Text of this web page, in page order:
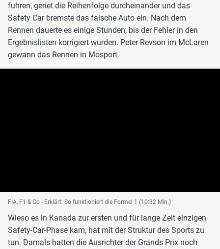
fuhren, geriet die Reihenfolge durcheinander und das
Safety Car bremste das falsche Auto ein. Nach dem
Rennen dauerte es einige Stunden, bis der Fehler in den
Ergebnislisten korrigiert wurden. Peter Revson im McLaren
gewann das Rennen in Mosport.
FIA, F1 & Co - Erklärt: So funktioniert die Formel 1 (10:32 Min.)
Wieso es in Kanada zur ersten und für lange Zeit einzigen
Safety-Car-Phase kam, hat mit der Struktur des Sports zu
tun. Damals hatten die Ausrichter der Grands Prix noch